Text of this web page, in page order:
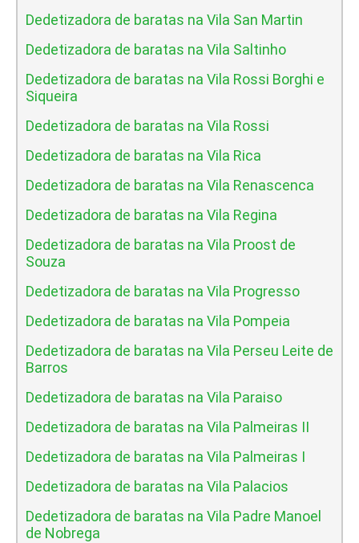
Dedetizadora de baratas na Vila San Martin
Dedetizadora de baratas na Vila Saltinho
Dedetizadora de baratas na Vila Rossi Borghi e
Siqueira
Dedetizadora de baratas na Vila Rossi
Dedetizadora de baratas na Vila Rica
Dedetizadora de baratas na Vila Renascenca
Dedetizadora de baratas na Vila Regina
Dedetizadora de baratas na Vila Proost de
Souza
Dedetizadora de baratas na Vila Progresso
Dedetizadora de baratas na Vila Pompeia
Dedetizadora de baratas na Vila Perseu Leite de
Barros
Dedetizadora de baratas na Vila Paraiso
Dedetizadora de baratas na Vila Palmeiras II
Dedetizadora de baratas na Vila Palmeiras I
Dedetizadora de baratas na Vila Palacios
Dedetizadora de baratas na Vila Padre Manoel
de Nobrega